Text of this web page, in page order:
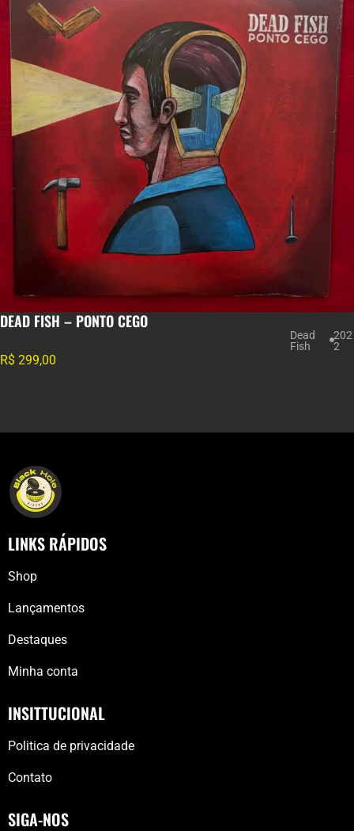
DEAD FISH – PONTO CEGO
Dead
Fish
202
2
R$ 299,00
LINKS RÁPIDOS
Shop
Lançamentos
Destaques
Minha conta
INSITTUCIONAL
Politica de privacidade
Contato
SIGA-NOS